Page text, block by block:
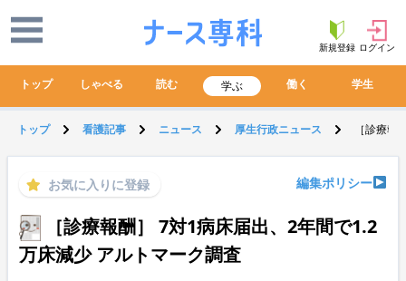
新規登録 ログイン
トップ しゃべる 読む 学ぶ 働く 学生
トップ 看護記事 ニュース 厚生行政ニュース ［診療
お気に入りに登録 編集ポリシー
［診療報酬］ 7対1病床届出、2年間で1.2
万床減少 アルトマーク調査